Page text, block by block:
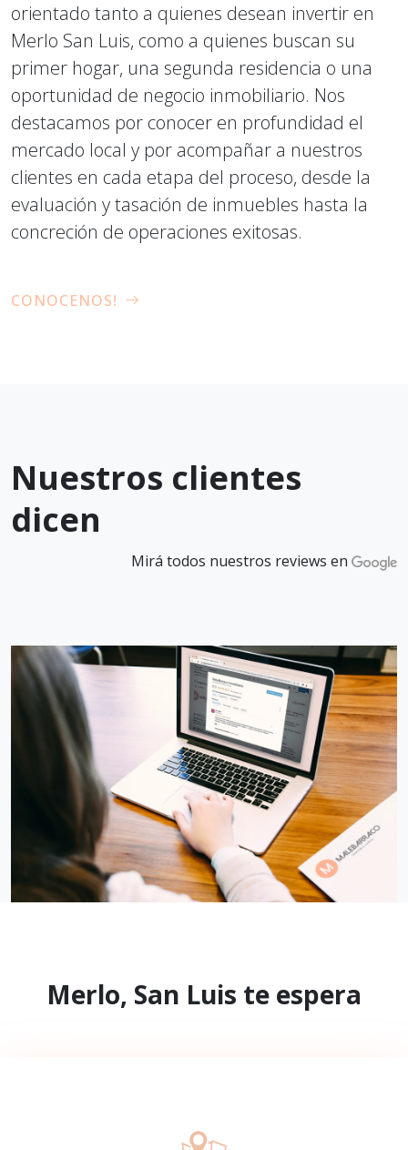
orientado tanto a quienes desean invertir en
Merlo San Luis, como a quienes buscan su
primer hogar, una segunda residencia o una
oportunidad de negocio inmobiliario. Nos
destacamos por conocer en profundidad el
mercado local y por acompañar a nuestros
clientes en cada etapa del proceso, desde la
evaluación y tasación de inmuebles hasta la
concreción de operaciones exitosas.
CONOCENOS!
Nuestros clientes
dicen
Mirá todos nuestros reviews en
Merlo, San Luis te espera